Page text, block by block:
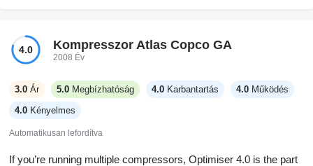
there. Swapping the filters is quick, not a hassle. Only real gripe
is installation is a bit more involved if you're adding those optional
filters, but nothing you can’t figure out if you’ve done it before.
4.0 Kompresszor Atlas Copco GA
2008 Év
3.0 Ár 5.0 Megbízhatóság 4.0 Karbantartás 4.0 Működés
4.0 Kényelmes
Automatikusan lefordítva
If you’re running multiple compressors, Optimiser 4.0 is the part